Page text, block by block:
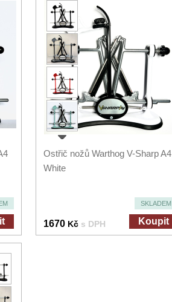
Ostřič nožů Warthog V-Sharp A4
White
SKLADEM
1670 Kč s DPH Koupit